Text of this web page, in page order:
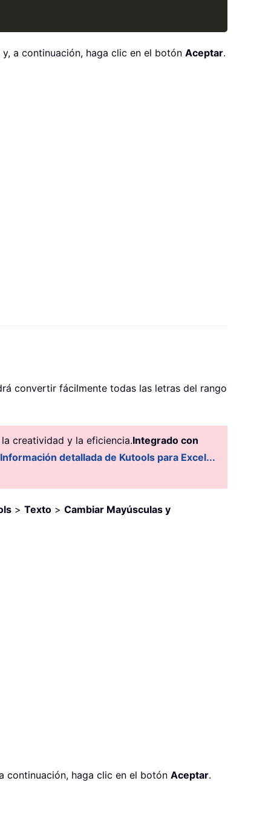
a continuación, haga clic en el botón Aceptar.
convertir fácilmente todas las letras del rango
creatividad y la eficiencia.Integrado con
Información detallada de Kutools para Excel...
> Texto > Cambiar Mayúsculas y
continuación, haga clic en el botón Aceptar.